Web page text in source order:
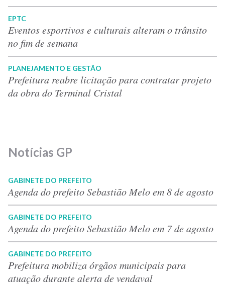
EPTC
Eventos esportivos e culturais alteram o trânsito
no fim de semana
PLANEJAMENTO E GESTÃO
Prefeitura reabre licitação para contratar projeto
da obra do Terminal Cristal
Notícias GP
GABINETE DO PREFEITO
Agenda do prefeito Sebastião Melo em 8 de agosto
GABINETE DO PREFEITO
Agenda do prefeito Sebastião Melo em 7 de agosto
GABINETE DO PREFEITO
Prefeitura mobiliza órgãos municipais para
atuação durante alerta de vendaval